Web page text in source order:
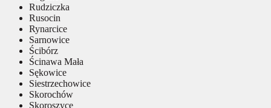
Rudziczka
Rusocin
Rynarcice
Sarnowice
Ścibórz
Ścinawa Mała
Sękowice
Siestrzechowice
Skorochów
Skoroszyce